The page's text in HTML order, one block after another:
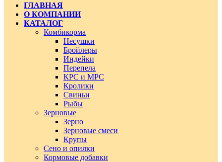
ГЛАВНАЯ
О КОМПАНИИ
КАТАЛОГ
Комбикорма
Несушки
Бройлеры
Индейки
Перепела
КРС и МРС
Кролики
Свиньи
Рыбы
Зерновые
Зерно
Зерновые смеси
Крупы
Сено и опилки
Кормовые добавки